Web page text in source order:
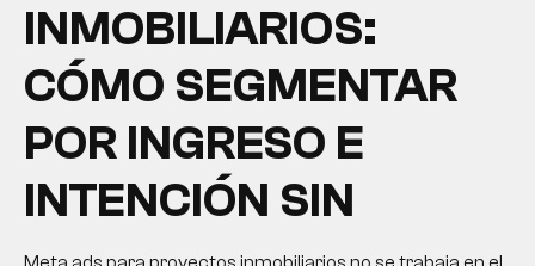
INMOBILIARIOS:
CÓMO SEGMENTAR
POR INGRESO E
INTENCIÓN SIN